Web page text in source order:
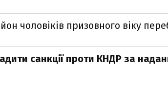
чоловіків призовного віку
санкції проти КНДР за